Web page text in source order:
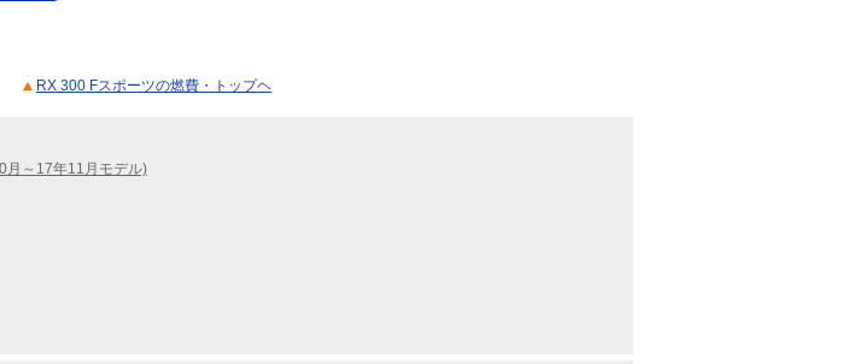
RX 300 Fスポーツの燃費・トップヘ
月～17年11月モデル)